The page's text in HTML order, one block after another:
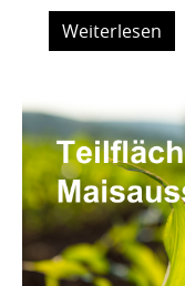
Weiterlesen